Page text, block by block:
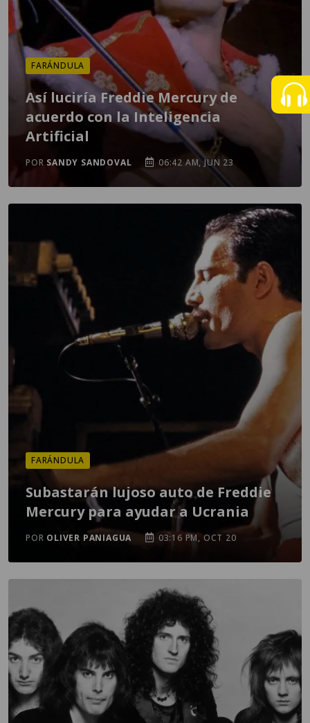
FARÁNDULA
Así luciría Freddie Mercury de
acuerdo con la Inteligencia
Artificial
POR SANDY SANDOVAL 06:42 AM, JUN 23
FARÁNDULA
Subastarán lujoso auto de Freddie
Mercury para ayudar a Ucrania
POR OLIVER PANIAGUA 03:16 PM, OCT 20